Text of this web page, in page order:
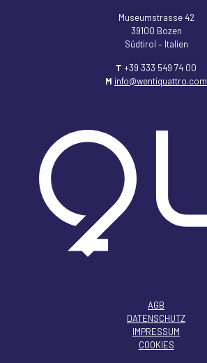
Museumstrasse 42
39100 Bozen
Südtirol – Italien
T +39 333 549 74 00
M info@wentiquattro.com
AGB
DATENSCHUTZ
IMPRESSUM
COOKIES